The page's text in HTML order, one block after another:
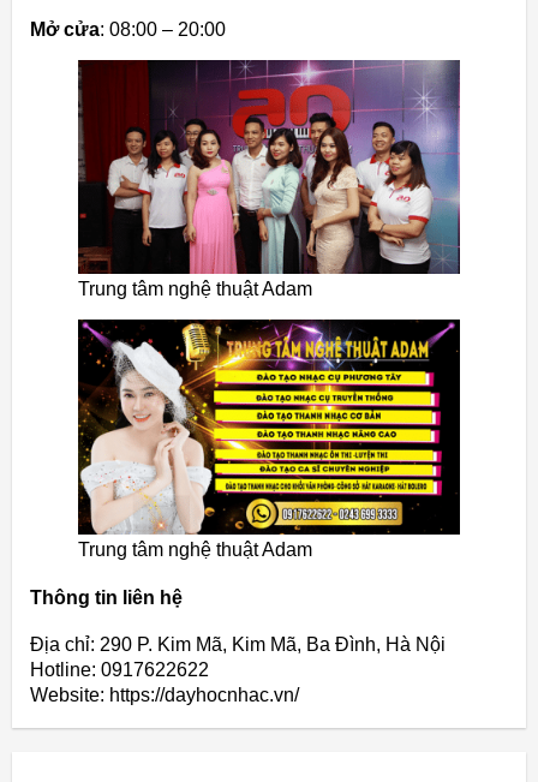
Mở cửa: 08:00 – 20:00
Trung tâm nghệ thuật Adam
Trung tâm nghệ thuật Adam
Thông tin liên hệ
Địa chỉ: 290 P. Kim Mã, Kim Mã, Ba Đình, Hà Nội
Hotline: 0917622622
Website: https://dayhocnhac.vn/